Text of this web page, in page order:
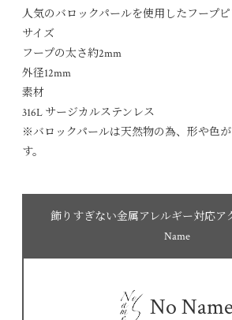
人気のバロックパールを使用したフープピ
サイズ
フープの太さ約2mm
外径12mm
素材
316L サージカルステンレス
※バロックパールは天然物の為、形や色
す。
飾りすぎない金属アレルギー対応ア
Name
No Name